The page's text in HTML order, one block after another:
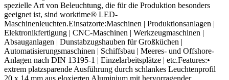
spezielle Art von Beleuchtung, die für die Produktion besonders
geeignet ist, sind worktime® LED-
Maschinenleuchten.Einsatzorte:Maschinen | Produktionsanlagen |
Elektronikfertigung | CNC-Maschinen | Werkzeugmaschinen |
Absauganlagen | Dunstabzugshauben für Großküchen |
Automatisierungsmaschinen | Schiffsbau | Meeres- und Offshore-
Anlagen nach DIN 13195-1 | Einzelarbeitsplätze | etc.Features:•
extrem platzsparende Ausführung durch schlankes Leuchtenprofil